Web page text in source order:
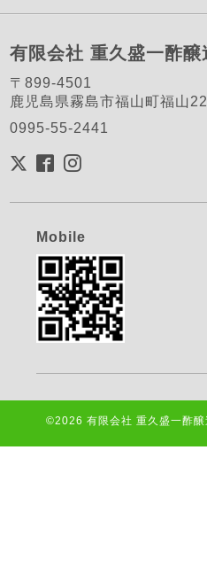
有限会社 重久盛一酢醸
〒899-4501
鹿児島県霧島市福山町福山
0995-55-2441
Mobile
©2026 有限会社 重久盛一酢醸